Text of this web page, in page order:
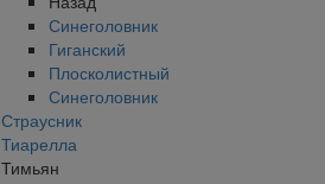
Синеголовник
Гиганский
Плосколистный
Синеголовник
Страусник
Тиарелла
Тимьян